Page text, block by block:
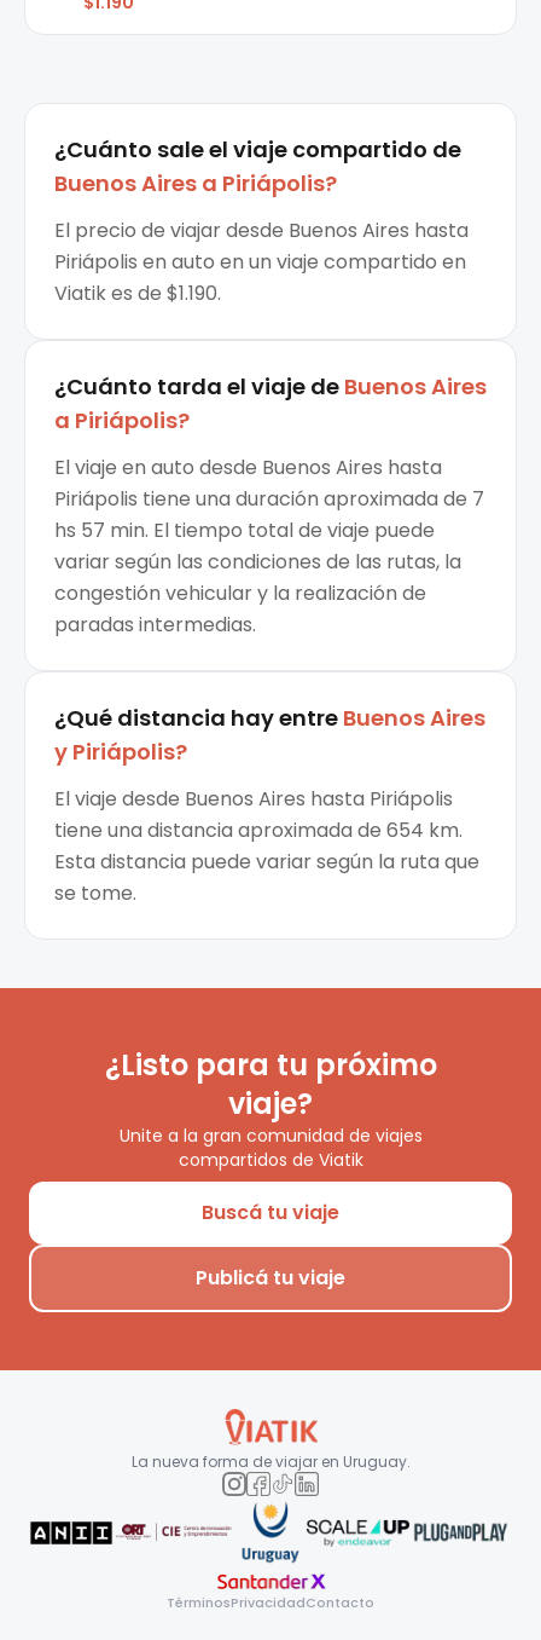
¿Cuánto sale el viaje compartido de
Buenos Aires a Piriápolis?
El precio de viajar desde Buenos Aires hasta
Piriápolis en auto en un viaje compartido en
Viatik es de $1.190.
¿Cuánto tarda el viaje de Buenos Aires
a Piriápolis?
El viaje en auto desde Buenos Aires hasta
Piriápolis tiene una duración aproximada de 7
hs 57 min. El tiempo total de viaje puede
variar según las condiciones de las rutas, la
congestión vehicular y la realización de
paradas intermedias.
¿Qué distancia hay entre Buenos Aires
y Piriápolis?
El viaje desde Buenos Aires hasta Piriápolis
tiene una distancia aproximada de 654 km.
Esta distancia puede variar según la ruta que
se tome.
¿Listo para tu próximo
viaje?
Unite a la gran comunidad de viajes
compartidos de Viatik
Buscá tu viaje
Publicá tu viaje
La nueva forma de viajar en Uruguay.
TérminosPrivacidadContacto